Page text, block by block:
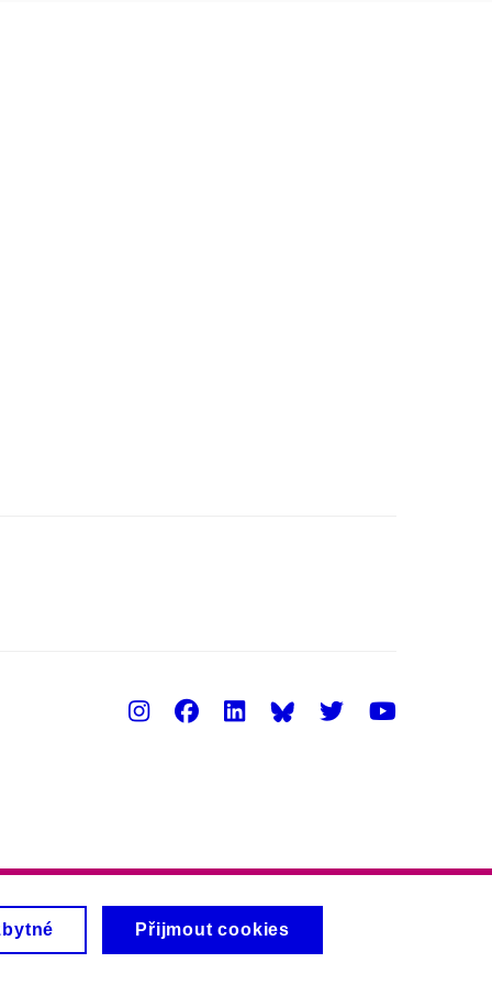
Instagram
Facebook
LinkedInTwitter
Přijmout cookies